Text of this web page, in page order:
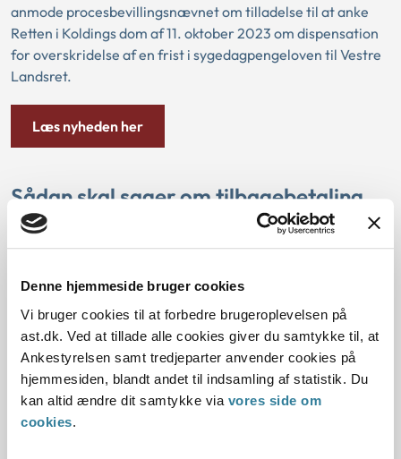
Denne hjemmeside bruger cookies
Vi bruger cookies til at forbedre brugeroplevelsen på
ast.dk. Ved at tillade alle cookies giver du samtykke til, at
Ankestyrelsen samt tredjeparter anvender cookies på
hjemmesiden, blandt andet til indsamling af statistik. Du
kan altid ændre dit samtykke via vores side om
cookies.
anmode procesbevillingsnævnet om tilladelse til at anke
Retten i Koldings dom af 11. oktober 2023 om dispensation
for overskridelse af en frist i sygedagpengeloven til Vestre
Landsret.
Læs nyheden her
Sådan skal sager om tilbagebetaling
pga. uforsvarlig økonomi i aktivlovens
forstand behandles
Ankestyrelsens principmeddelelse 14-23 fastslår, at
aktivlovens regler om tilbagebetaling af hjælp pga.
uforsvarlig økonomi ikke kan bruges, hvis en borger har
brugt midler, der er undtaget fra at skulle bruges til
forsørgelse. Principmeddelelsen behandler desuden
spørgsmålet om, hvornår en borger ved eller bør vide, at
vedkommende vil få brug for hjælp.